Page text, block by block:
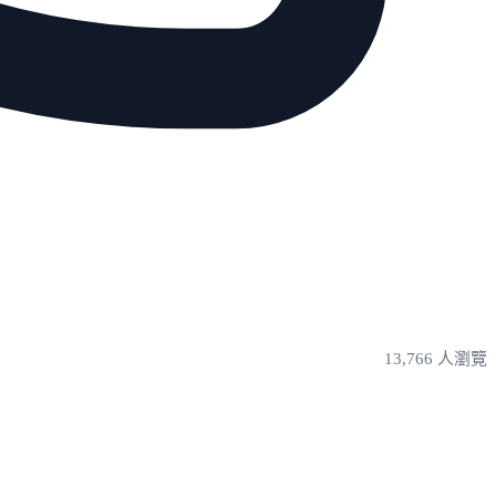
13,766 人瀏覽